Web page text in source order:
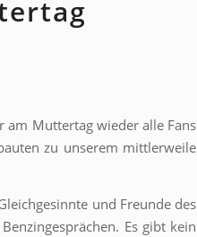
am Muttertag wieder alle Fans
zu unserem mittlerweile
und Freunde des
Es gibt kein